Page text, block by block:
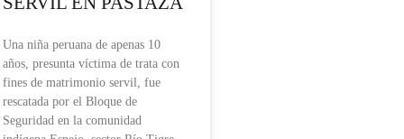
Una niña peruana de apenas 10
años, presunta víctima de trata con
fines de matrimonio servil, fue
rescatada por el Bloque de
Seguridad en la comunidad